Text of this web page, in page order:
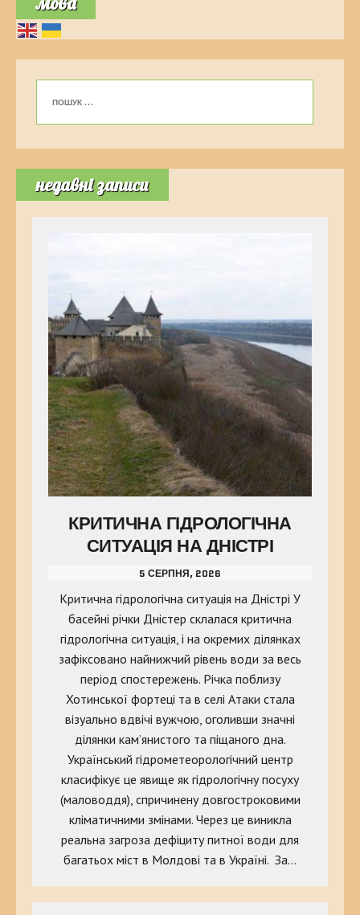
недавні записи
КРИТИЧНА ГІДРОЛОГІЧНА
СИТУАЦІЯ НА ДНІСТРІ
5 СЕРПНЯ, 2026
Критична гідрологічна ситуація на Дністрі У
басейні річки Дністер склалася критична
гідрологічна ситуація, і на окремих ділянках
зафіксовано найнижчий рівень води за весь
період спостережень. Річка поблизу
Хотинської фортеці та в селі Атаки стала
візуально вдвічі вужчою, оголивши значні
ділянки кам’янистого та піщаного дна.
Український гідрометеорологічний центр
класифікує це явище як гідрологічну посуху
(маловоддя), спричинену довгостроковими
кліматичними змінами. Через це виникла
реальна загроза дефіциту питної води для
багатьох міст в Молдові та в Україні. За…